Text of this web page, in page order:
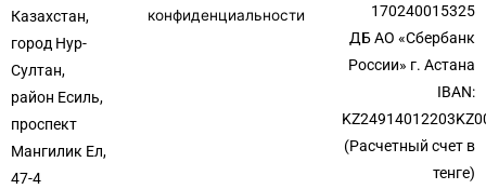
Казахстан,
город Нур-
Султан,
район Есиль,
проспект
Мангилик Ел,
47-4
конфиденциальности
170240015325
ДБ АО «Сбербанк
России» г. Астана
IBAN:
(Расчетный счет в
тенге)